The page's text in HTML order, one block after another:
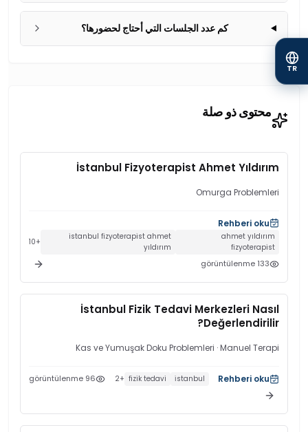
كم عدد الجلسات التي أحتاج لحضورها؟
محتوى ذو صلة
İstanbul Fizyoterapist Ahmet Yıldırım
Omurga Problemleri
Rehberi oku
ahmet yıldırım
fizyoterapist
istanbul fizyoterapist ahmet
yıldırım
+
10
133
görüntülenme
İstanbul Fizik Tedavi Merkezleri Nasıl
Değerlendirilir?
Kas ve Yumuşak Doku Problemleri · Manuel Terapi
Rehberi oku
i̇stanbul
fizik tedavi
+
2
96
görüntülenme
TR